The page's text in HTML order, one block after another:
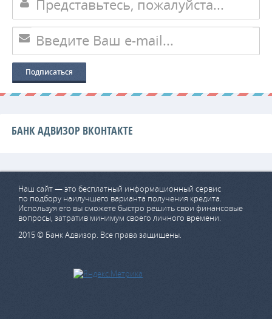
БАНК АДВИЗОР ВКОНТАКТЕ
Наш сайт — это бесплатный информационный сервис
по подбору наилучшего варианта получения кредита.
Используя его вы сможете быстро решить свои финансовые
вопросы, затратив минимум своего личного времени.
2015 © Банк Адвизор. Все права защищены.